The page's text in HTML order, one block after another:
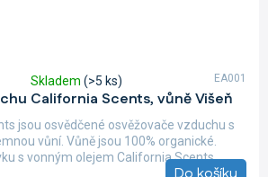
California Scents, vůně Višeň
Skladem (>5 ks)
jsou osvědčené osvěžovače vzduchu s
vůní. Vůně jsou 100% organické.
s vonným olejem California Scents,...
EA001